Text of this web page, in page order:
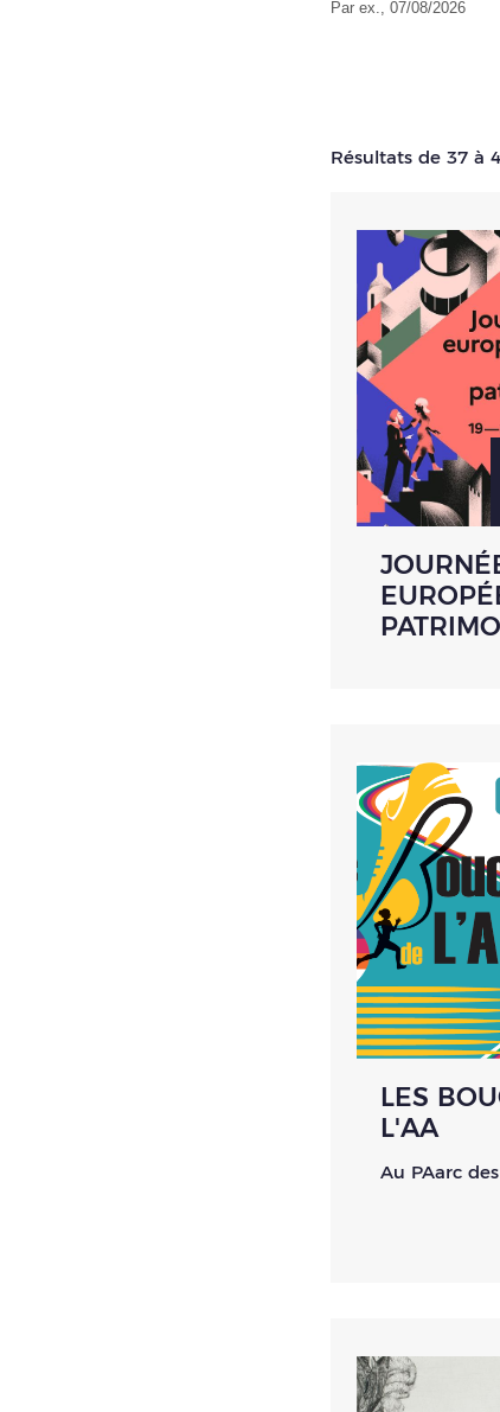
Par ex., 07/08/2026
Résultats de 37 à
LES
L'AA
Au PAarc